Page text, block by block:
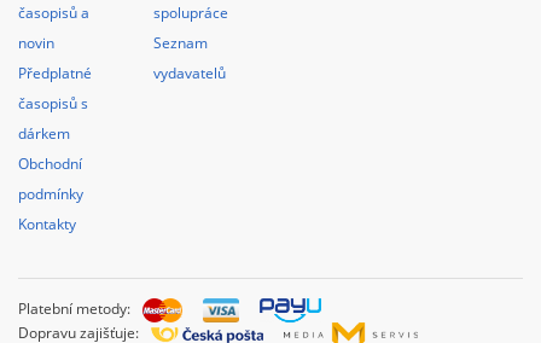
časopisů a
novin
Předplatné
časopisů s
dárkem
Obchodní
podmínky
Kontakty
spolupráce
Seznam
vydavatelů
Platební metody:
Dopravu zajišťuje: